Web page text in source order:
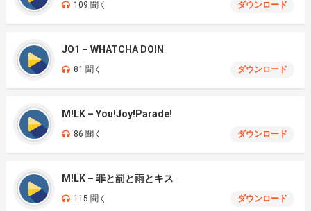
109 聞く ダウンロード
JO1 – WHATCHA DOIN
81 聞く ダウンロード
M!LK – You!Joy!Parade!
86 聞く ダウンロード
M!LK – 罪と罰と雨とキス
115 聞く ダウンロード